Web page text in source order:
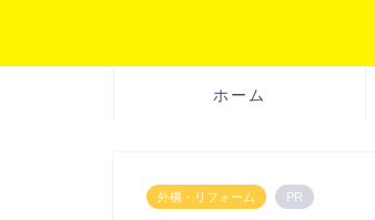
ホーム
外構・リフォーム PR